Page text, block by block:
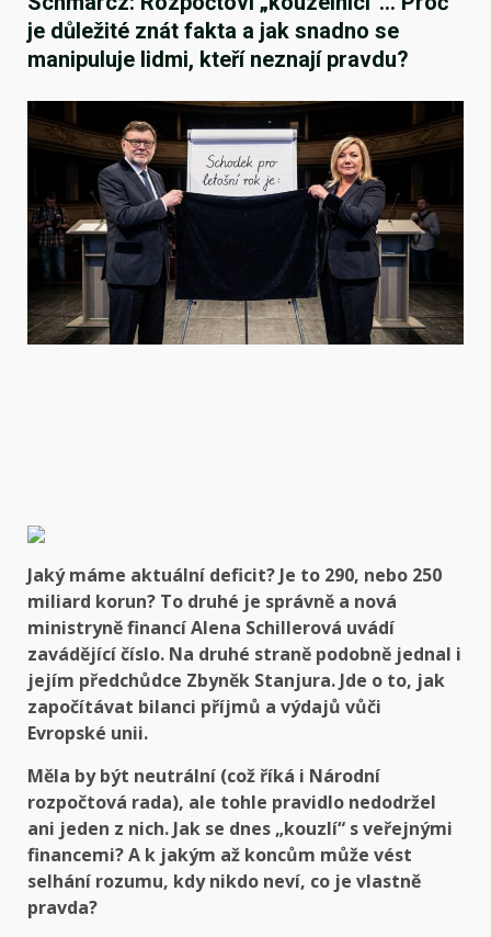
je důležité znát fakta a jak snadno se
manipuluje lidmi, kteří neznají pravdu?
Jaký máme aktuální deficit? Je to 290, nebo 250
miliard korun? To druhé je správně a nová
ministryně financí Alena Schillerová uvádí
zavádějící číslo. Na druhé straně podobně jednal i
jejím předchůdce Zbyněk Stanjura. Jde o to, jak
započítávat bilanci příjmů a výdajů vůči
Evropské unii.
Měla by být neutrální (což říká i Národní
rozpočtová rada), ale tohle pravidlo nedodržel
ani jeden z nich. Jak se dnes „kouzlí“ s veřejnými
financemi? A k jakým až koncům může vést
selhání rozumu, kdy nikdo neví, co je vlastně
pravda?